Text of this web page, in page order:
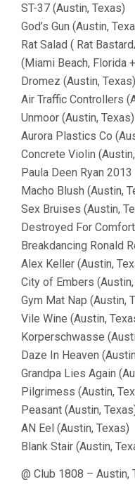
ST-37 (Austin, Texas)
God’s Gun (Austin,
Rat Salad ( Rat
(Miami Beach, Florida
Dromez (Austin, Texas)
Air Traffic Controllers
Unmoor (Austin, Texas)
Aurora Plastics Co
Concrete Violin
Paula Deen Ryan
Macho Blush (Austin,
Sex Bruises (Austin,
Destroyed For
Breakdancing Ronald
Alex Keller (Austin,
City of Embers
Gym Mat Nap (Austin,
Vile Wine (Austin,
Korperschwasse
Daze In Heaven
Grandpa Lies Again
Pilgrimess (Austin,
Peasant (Austin,
AN Eel (Austin, Texas)
Blank Stair (Austin,
@ Club 1808 – Austin,